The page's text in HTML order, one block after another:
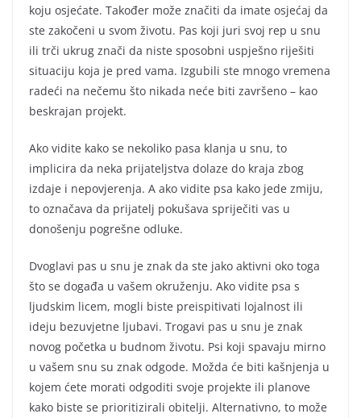
koju osjećate. Također može značiti da imate osjećaj da
ste zakočeni u svom životu. Pas koji juri svoj rep u snu
ili trči ukrug znači da niste sposobni uspješno riješiti
situaciju koja je pred vama. Izgubili ste mnogo vremena
radeći na nečemu što nikada neće biti završeno – kao
beskrajan projekt.
Ako vidite kako se nekoliko pasa klanja u snu, to
implicira da neka prijateljstva dolaze do kraja zbog
izdaje i nepovjerenja. A ako vidite psa kako jede zmiju,
to označava da prijatelj pokušava spriječiti vas u
donošenju pogrešne odluke.
Dvoglavi pas u snu je znak da ste jako aktivni oko toga
što se događa u vašem okruženju. Ako vidite psa s
ljudskim licem, mogli biste preispitivati lojalnost ili
ideju bezuvjetne ljubavi. Trogavi pas u snu je znak
novog početka u budnom životu. Psi koji spavaju mirno
u vašem snu su znak odgode. Možda će biti kašnjenja u
kojem ćete morati odgoditi svoje projekte ili planove
kako biste se prioritizirali obitelji. Alternativno, to može